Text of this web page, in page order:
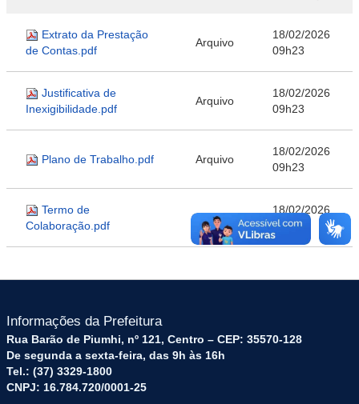
Extrato da Prestação
de Contas.pdf
Arquivo
18/02/2026
09h23
Justificativa de
Inexigibilidade.pdf
Arquivo
18/02/2026
09h23
Plano de Trabalho.pdf Arquivo
18/02/2026
09h23
Termo de
Colaboração.pdf
Arquivo
18/02/2026
09h23
Informações da Prefeitura
Rua Barão de Piumhi, nº 121, Centro – CEP: 35570-128
De segunda a sexta-feira, das 9h às 16h
Tel.: (37) 3329-1800
CNPJ: 16.784.720/0001-25